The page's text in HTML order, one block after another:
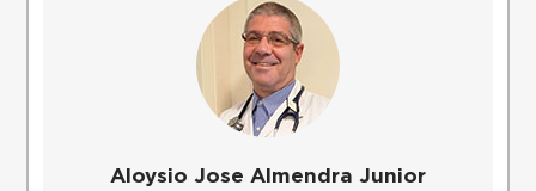
Aloysio Jose Almendra Junior